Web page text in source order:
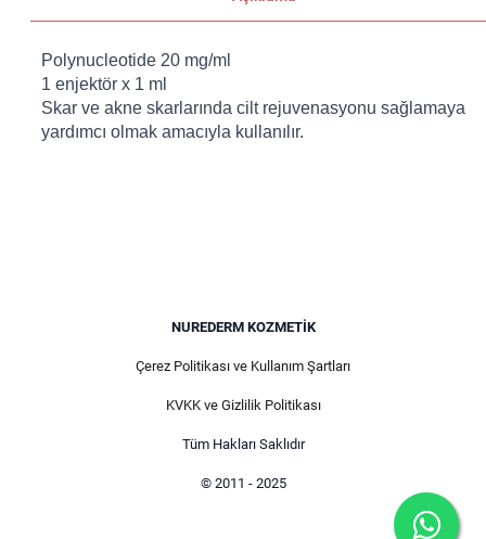
Polynucleotide 20 mg/ml
1 enjektör x 1 ml
Skar ve akne skarlarında cilt rejuvenasyonu sağlamaya
yardımcı olmak amacıyla kullanılır.
NUREDERM KOZMETIK
Çerez Politikası ve Kullanım Şartları
KVKK ve Gizlilik Politikası
Tüm Hakları Saklıdır
© 2011 - 2025